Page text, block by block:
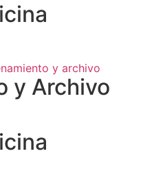
y Archivo